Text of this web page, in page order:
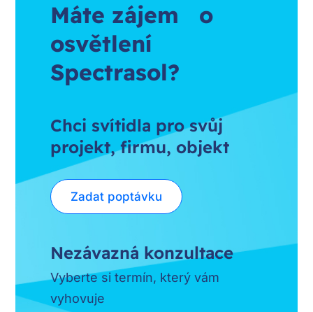
Máte zájem o
osvětlení
Spectrasol?
Chci svítidla pro svůj
projekt, firmu, objekt
Zadat poptávku
Nezávazná konzultace
Vyberte si termín, který vám
vyhovuje